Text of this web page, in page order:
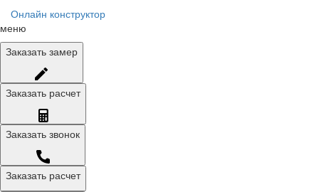
Онлайн конструктор
меню
Заказать замер
Заказать расчет
Заказать звонок
Заказать расчет